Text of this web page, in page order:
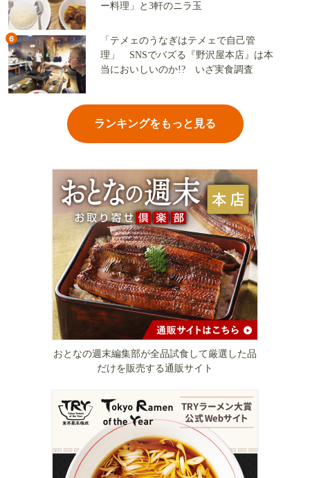
ー料理」と3軒のニラ玉
6
「テメェのうなぎはテメェで自己管
理」 SNSでバズる『野沢屋本店』は本
当においしいのか!? いざ実食調査
ランキングをもっと見る
おとなの週末編集部が全品試食して厳選した品
だけを販売する通販サイト